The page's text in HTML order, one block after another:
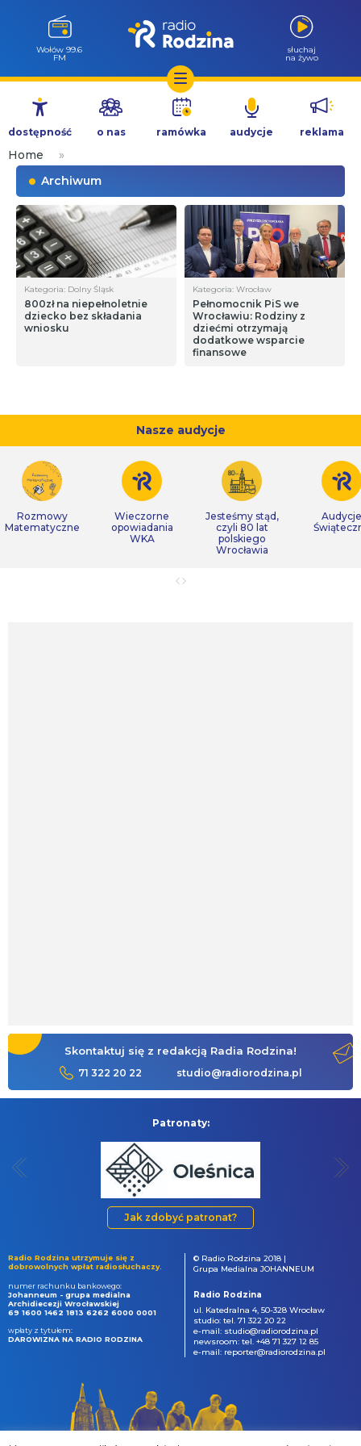
Przejdź
treści
Wołów 99.6
FM
słuchaj
na żywo
dostępność o nas ramówka audycje reklama
Home
»
Archiwum
Kategoria: Dolny Śląsk
800zł na niepełnoletnie
dziecko bez składania
wniosku
Kategoria: Wrocław
Pełnomocnik PiS we
Wrocławiu: Rodziny z
dziećmi otrzymają
dodatkowe wsparcie
finansowe
Nasze audycje
Rozmowy
Matematyczne
Wieczorne
opowiadania
WKA
Jesteśmy stąd,
czyli 80 lat
polskiego
Wrocławia
Audycje
Skontaktuj się z redakcją Radia Rodzina!
71 322 20 22 studio@radiorodzina.pl
Patronaty:
Jak zdobyć patronat?
Radio Rodzina utrzymuje się z
dobrowolnych wpłat radiosłuchaczy.
numer rachunku bankowego:
Johanneum - grupa medialna
Archidiecezji Wrocławskiej
69 1600 1462 1813 6262 6000 0001
wpłaty z tytułem:
DAROWIZNA NA RADIO RODZINA
© Radio Rodzina 2018 |
Grupa Medialna JOHANNEUM
Radio Rodzina
ul. Katedralna 4, 50-328 Wrocław
studio: tel. 71 322 20 22
e-mail: studio@radiorodzina.pl
newsroom: tel. +48 71 327 12 85
e-mail: reporter@radiorodzina.pl